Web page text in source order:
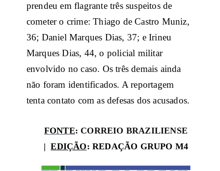
prendeu em flagrante três suspeitos de
cometer o crime: Thiago de Castro Muniz,
36; Daniel Marques Dias, 37; e Irineu
Marques Dias, 44, o policial militar
envolvido no caso. Os três demais ainda
não foram identificados. A reportagem
tenta contato com as defesas dos acusados.
FONTE: CORREIO BRAZILIENSE
| EDIÇÃO: REDAÇÃO GRUPO M4